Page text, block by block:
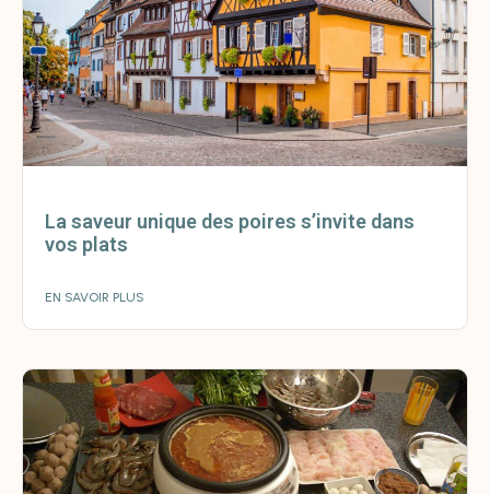
La saveur unique des poires s’invite dans
vos plats
EN SAVOIR PLUS